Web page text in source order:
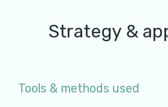
Strategy &
Tools & methods used